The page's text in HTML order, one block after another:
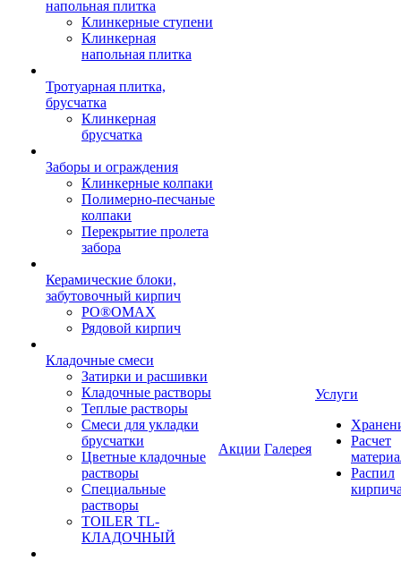
напольная плитка
Клинкерные ступени
Клинкерная
напольная плитка
Тротуарная плитка,
брусчатка
Клинкерная
брусчатка
Заборы и ограждения
Клинкерные колпаки
Полимерно-песчаные
колпаки
Перекрытие пролета
забора
Керамические блоки,
забутовочный кирпич
PO®OMAX
Рядовой кирпич
Кладочные смеси
Затирки и расшивки
Кладочные растворы
Теплые растворы
Смеси для укладки
брусчатки
Цветные кладочные
растворы
Специальные
растворы
TOILER TL-
КЛАДОЧНЫЙ
Акции Галерея
Услуги
Расчет
Распил